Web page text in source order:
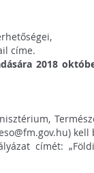
címe.
2018
címét: